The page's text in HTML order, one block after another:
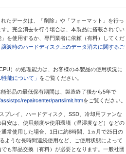
たデータは、「削除」や「フォーマット」を行っ
。完全消去を行う場合は、本製品に搭載されてい
を使用するか、専門業者に依頼（有料）してくだ
譲渡時のハードディスク上のデータ消去に関するご
）の処理能力は、お客様の本製品の使用状況に
性能について」 をご覧ください。
部品の最低保有期間は、製造終了後から5年で
repaircenter/partslimit.htmをご覧ください。
プレイ、ハードディスク、SSD、冷却用ファンな
安は、使用頻度や使用環境（温湿度など）などの
常使用した場合、1日に約8時間、1ヵ月で25日の
ような長時間連続使用など、ご使用状態によって
も部品交換（有料）が必要となります。一般社団